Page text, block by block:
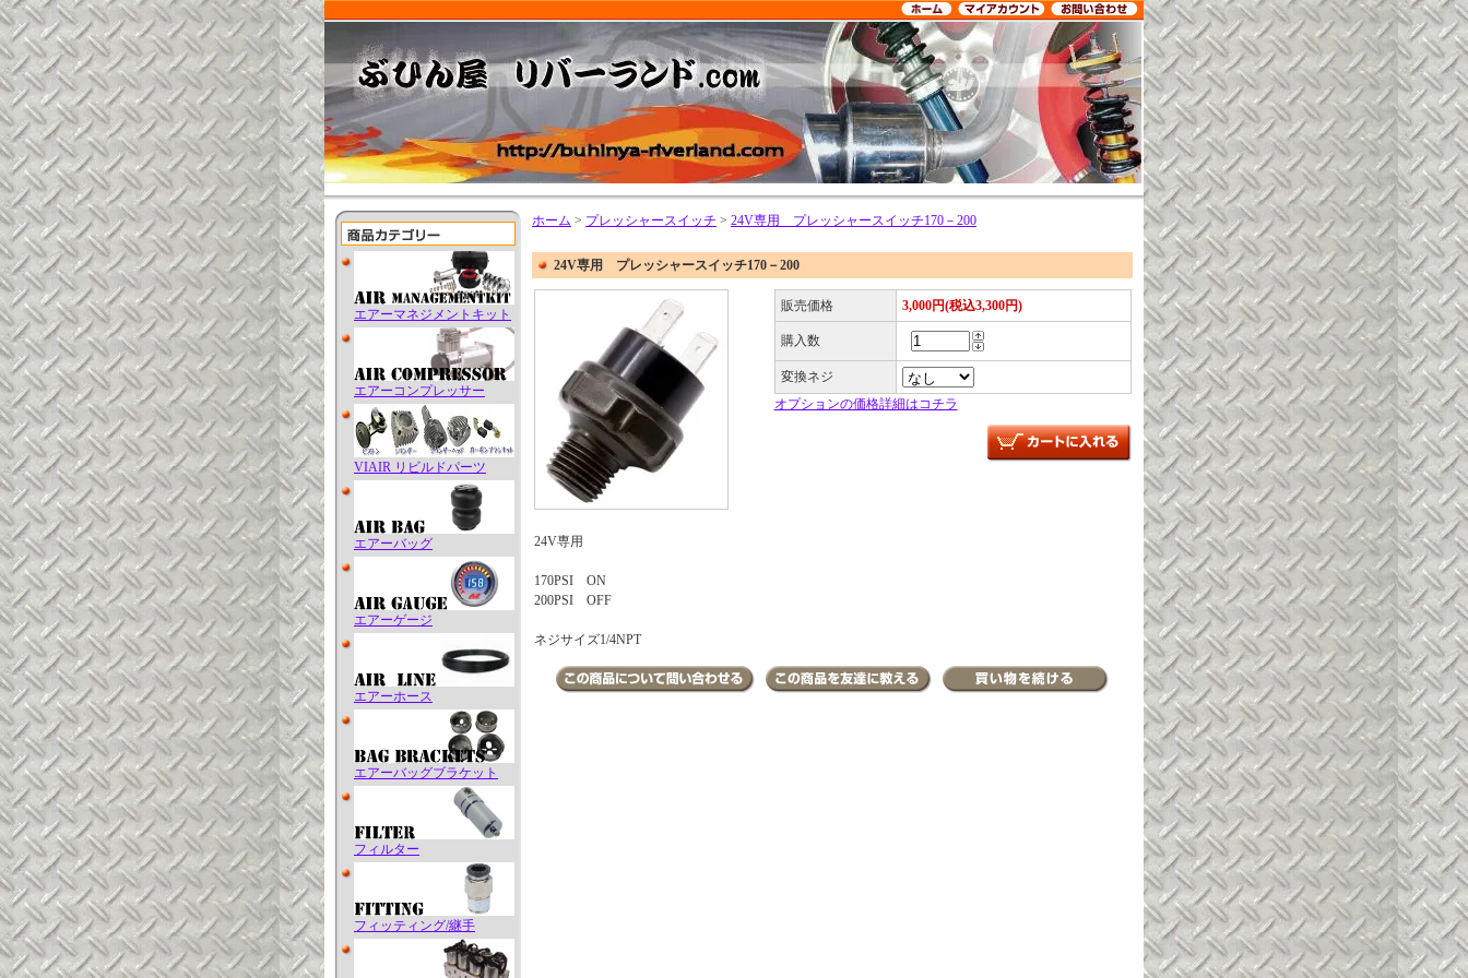
エアーマネジメントキット
エアーコンプレッサー
VIAIR リビルドパーツ
エアーバッグ
エアーゲージ
エアーホース
エアーバッグブラケット
フィルター
フィッティング/継手
ホーム > プレッシャースイッチ > 24V専用 プレッシャースイッチ170－200
24V専用 プレッシャースイッチ170－200
販売価格 3,000円(税込3,300円)
購入数
変換ネジ
オプションの価格詳細はコチラ
24V専用
170PSI ON
200PSI OFF
ネジサイズ1/4NPT